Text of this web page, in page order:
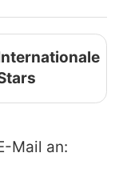
Mail an: